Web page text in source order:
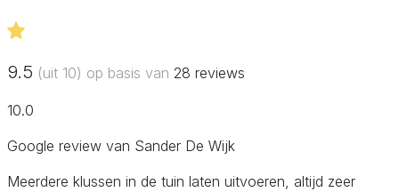
9.5 (uit 10) op basis van 28 reviews
10.0
Google review van Sander De Wijk
Meerdere klussen in de tuin laten uitvoeren, altijd zeer